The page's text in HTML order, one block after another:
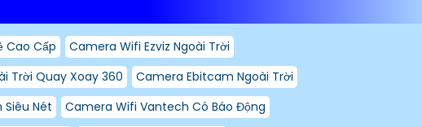
Cao Cấp
Camera Wifi Ezviz Ngoài Trời
Trời Quay Xoay 360
Camera Ebitcam Ngoài Trời
Siêu Nét
Camera Wifi Vantech Có Báo Động